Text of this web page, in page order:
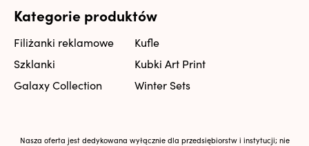
Kategorie produktów
Filiżanki reklamowe
Kufle
Szklanki
Kubki Art Print
Galaxy Collection
Winter Sets
Nasza oferta jest dedykowana wyłącznie dla przedsiębiorstw i instytucji; nie